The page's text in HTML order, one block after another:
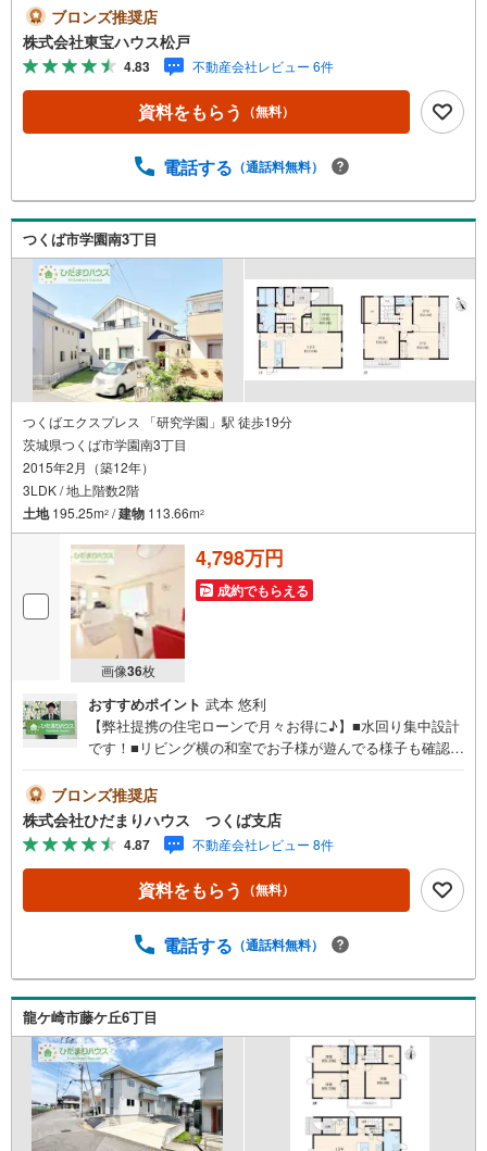
遇！本日ご相談できます！■ご予約いただくとご見学がスム
ーズです！【営業時間9:00～21:00】ご見学希望のお客様:
右上の「室内・現地を見学する」をクリックして下さい。
資料請求希望のお客様:右上の「資料をもらう」をクリック
して下さい。【東宝ハウス松戸のポイント】（1）不動産の
ご提案から資金計画・ライフシミュレーションのご相談・
ご提案、購入前に知る「購入後の家族の生活」を「未来カ
「専属FPによるファイナンシャルライフサポート」・漠然
としたキャッシュフローのグラフ化、効果的な生命保険の
見直し、繰り上げ返済の効果的なタイミングなどご提案さ
せて頂きます。
ブロンズ推奨店
株式会社東宝ハウス松戸
4.83 不動産会社レビュー 6件
資料をもらう （無料）
電話する （通話料無料）
つくば市学園南3丁目
つくばエクスプレス 「研究学園」駅 徒歩19分
茨城県つくば市学園南3丁目
2015年2月（築12年）
3LDK / 地上階数2階
土地195.25m2 /建物 113.66m2
画像36枚
4,798万円
成約でもらえる
おすすめポイント 武本 悠利
【弊社提携の住宅ローンで月々お得に♪】■水回り集中設計
です！■リビング横の和室でお子様が遊んでる様子も確認で
はひだまりハウスHPにて公開中♪■人気のオール電化住宅
☆彡■バルコニーが2ヵ所あるので、複数の部屋から光を採
りこめます！■ご家族との会話を楽しめる対面式キッチン♪
ひだまりハウスについて・・。引渡し件数3.800件以上 信
頼される理由◆宅地建物取引士 ◆ファイナンシャルプラ
ンナー◆20年以上のキャリア 大手ハウスメーカーで注
り添った、心の行き届いた、安心のアドバイス』お客様が
て下さい。ひだまりのような温かいお家を、一緒にお探し
しませんか？つくば市学園南3丁目 中古戸建 研究学園駅
（徒歩22分） 葛城小学校（徒歩8分） 手代木中学校（徒
歩32分）
ブロンズ推奨店
株式会社ひだまりハウス つくば支店
4.87 不動産会社レビュー 8件
資料をもらう （無料）
電話する （通話料無料）
龍ケ崎市藤ケ丘6丁目